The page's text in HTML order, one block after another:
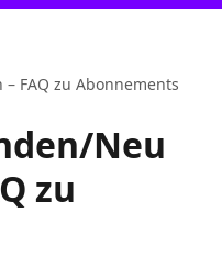
FAQ zu Abonnements
Neu
zu